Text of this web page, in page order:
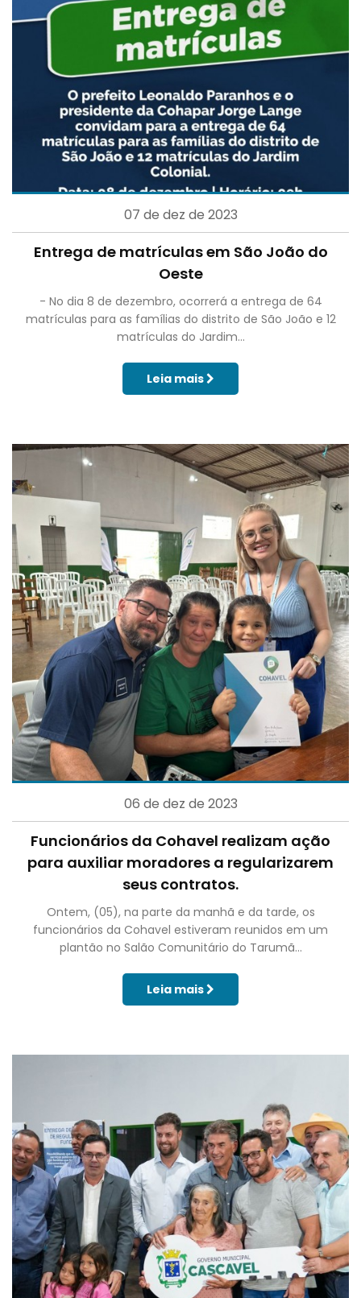
07 de dez de 2023
Entrega de matrículas em São João do
Oeste
- No dia 8 de dezembro, ocorrerá a entrega de 64
matrículas para as famílias do distrito de São João e 12
matrículas do Jardim...
Leia mais
06 de dez de 2023
Funcionários da Cohavel realizam ação
para auxiliar moradores a regularizarem
seus contratos.
Ontem, (05), na parte da manhã e da tarde, os
funcionários da Cohavel estiveram reunidos em um
plantão no Salão Comunitário do Tarumã...
Leia mais